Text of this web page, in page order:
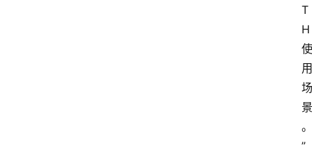
T
H
使
用
场
景
。
”